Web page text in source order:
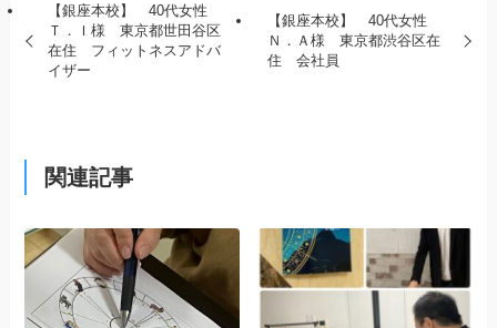
【銀座本校】 40代女性
Ｔ．Ｉ様 東京都世田谷区
在住 フィットネスアドバ
イザー
【銀座本校】 40代女性
Ｎ．Ａ様 東京都渋谷区在
住 会社員
関連記事